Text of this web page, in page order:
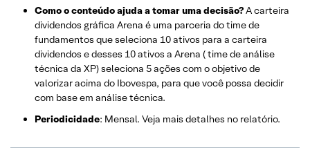
Como o conteúdo ajuda a tomar uma decisão?A carteira
dividendos gráfica Arena é uma parceria do time de
fundamentos que seleciona 10 ativos para a carteira
dividendos e desses 10 ativos a Arena ( time de análise
técnica da XP) seleciona 5 ações com o objetivo de
valorizar acima do Ibovespa, para que você possa decidir
com base em análise técnica.
Periodicidade: Mensal. Veja mais detalhes no relatório.